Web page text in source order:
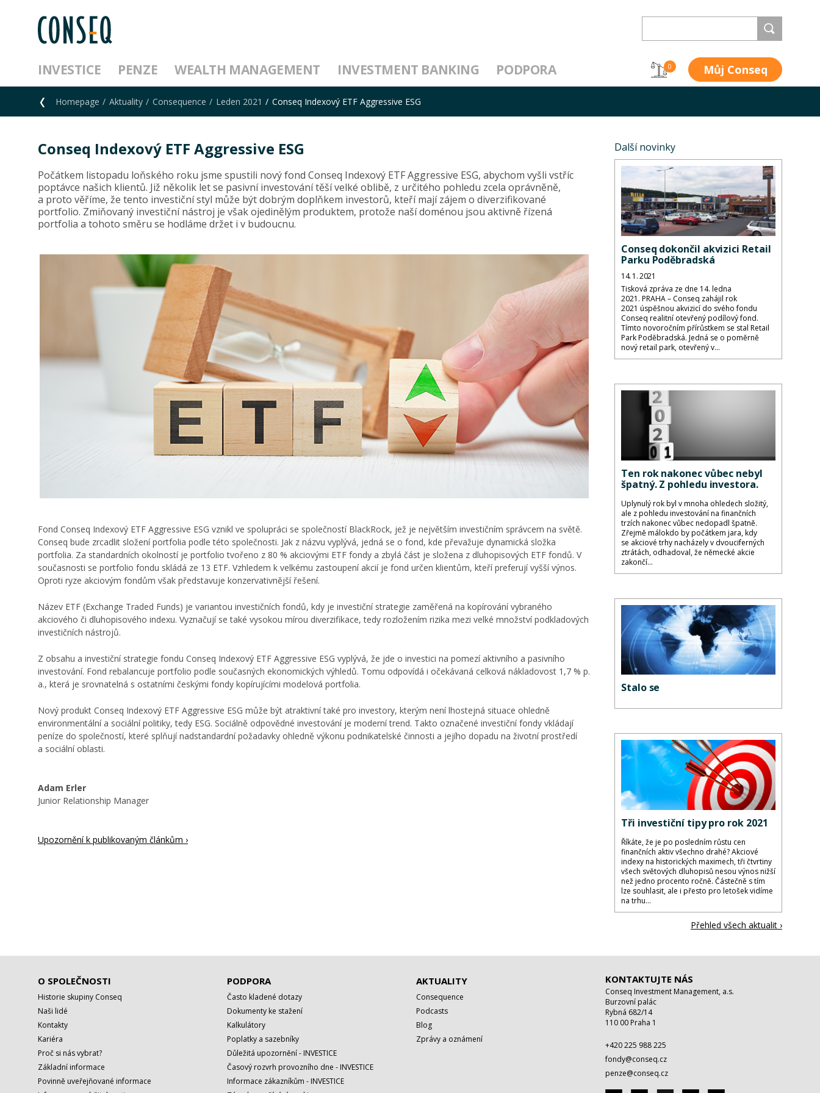
INVESTICE PENZE WEALTH MANAGEMENT INVESTMENT BANKING PODPORA 0 Můj Conseq
Homepage Aktuality Consequence Leden 2021 Conseq Indexový ETF Aggressive ESG
Conseq Indexový ETF Aggressive ESG
Počátkem listopadu loňského roku jsme spustili nový fond Conseq Indexový ETF Aggressive ESG, abychom vyšli vstříc
poptávce našich klientů. Již několik let se pasivní investování těší velké oblibě, z určitého pohledu zcela oprávněně,
a proto věříme, že tento investiční styl může být dobrým doplňkem investorů, kteří mají zájem o diverzifikované
portfolio. Zmiňovaný investiční nástroj je však ojedinělým produktem, protože naší doménou jsou aktivně řízená
portfolia a tohoto směru se hodláme držet i v budoucnu.
Fond Conseq Indexový ETF Aggressive ESG vznikl ve spolupráci se společností BlackRock, jež je největším investičním správcem na světě.
Conseq bude zrcadlit složení portfolia podle této společnosti. Jak z názvu vyplývá, jedná se o fond, kde převažuje dynamická složka
portfolia. Za standardních okolností je portfolio tvořeno z 80 % akciovými ETF fondy a zbylá část je složena z dluhopisových ETF fondů. V
současnosti se portfolio fondu skládá ze 13 ETF. Vzhledem k velkému zastoupení akcií je fond určen klientům, kteří preferují vyšší výnos.
Oproti ryze akciovým fondům však představuje konzervativnější řešení.
Název ETF (Exchange Traded Funds) je variantou investičních fondů, kdy je investiční strategie zaměřená na kopírování vybraného
akciového či dluhopisového indexu. Vyznačují se také vysokou mírou diverzifikace, tedy rozložením rizika mezi velké množství podkladových
investičních nástrojů.
Z obsahu a investiční strategie fondu Conseq Indexový ETF Aggressive ESG vyplývá, že jde o investici na pomezí aktivního a pasivního
investování. Fond rebalancuje portfolio podle současných ekonomických výhledů. Tomu odpovídá i očekávaná celková nákladovost 1,7 % p.
a., která je srovnatelná s ostatními českými fondy kopírujícími modelová portfolia.
Nový produkt Conseq Indexový ETF Aggressive ESG může být atraktivní také pro investory, kterým není lhostejná situace ohledně
environmentální a sociální politiky, tedy ESG. Sociálně odpovědné investování je moderní trend. Takto označené investiční fondy vkládají
peníze do společností, které splňují nadstandardní požadavky ohledně výkonu podnikatelské činnosti a jejího dopadu na životní prostředí
a sociální oblasti.
Adam Erler
Junior Relationship Manager
Upozornění k publikovaným článkům ›
Další novinky
Conseq dokončil akvizici Retail
Parku Poděbradská
14. 1. 2021
Tisková zpráva ze dne 14. ledna
2021. PRAHA – Conseq zahájil rok
2021 úspěšnou akvizicí do svého fondu
Conseq realitní otevřený podílový fond.
Tímto novoročním přírůstkem se stal Retail
Park Poděbradská. Jedná se o poměrně
nový retail park, otevřený v...
Ten rok nakonec vůbec nebyl
špatný. Z pohledu investora.
Uplynulý rok byl v mnoha ohledech složitý,
ale z pohledu investování na finančních
trzích nakonec vůbec nedopadl špatně.
Zřejmě málokdo by počátkem jara, kdy
se akciové trhy nacházely v dvouciferných
ztrátách, odhadoval, že německé akcie
zakončí...
Stalo se
Tři investiční tipy pro rok 2021
Říkáte, že je po posledním růstu cen
finančních aktiv všechno drahé? Akciové
indexy na historických maximech, tři čtvrtiny
všech světových dluhopisů nesou výnos nižší
než jedno procento ročně. Částečně s tím
lze souhlasit, ale i přesto pro letošek vidíme
na trhu...
Přehled všech aktualit ›
O SPOLEČNOSTI
Historie skupiny Conseq
Naši lidé
Kontakty
Kariéra
Proč si nás vybrat?
Základní informace
Povinně uveřejňované informace
PODPORA
Často kladené dotazy
Dokumenty ke stažení
Kalkulátory
Poplatky a sazebníky
Důležitá upozornění - INVESTICE
Časový rozvrh provozního dne - INVESTICE
Informace zákazníkům - INVESTICE
AKTUALITY
Consequence
Podcasts
Blog
Zprávy a oznámení
KONTAKTUJTE NÁS
Conseq Investment Management, a.s.
Burzovní palác
Rybná 682/14
110 00 Praha 1
+420 225 988 225
fondy@conseq.cz
penze@conseq.cz